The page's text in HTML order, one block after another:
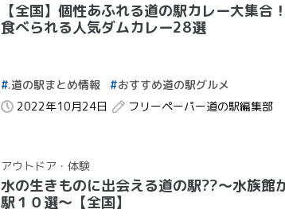
【全国】個性あふれる道の駅カレー大集合
食べられる人気ダムカレー28選
.道の駅まとめ情報
おすすめ道の駅グルメ
2022年10月24日
フリーペーパー道の駅編集部
アウトドア・体験
水の生きものに出会える道の駅??〜水族館
駅１０選〜【全国】